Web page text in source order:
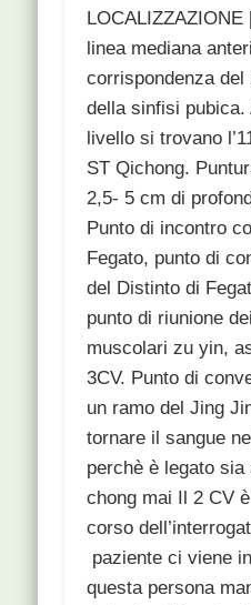
linea mediana
corrispondenza
della sinfisi pubica.
livello si trovano
ST Qichong.
2,5- 5 cm di
Punto di incontro
Fegato, punto di
del Distinto di
punto di riunione
muscolari zu yin,
3CV. Punto di
un ramo del Jing
tornare il sangue
perchè è legato sia
chong mai Il 2 CV
corso
paziente ci viene
questa persona